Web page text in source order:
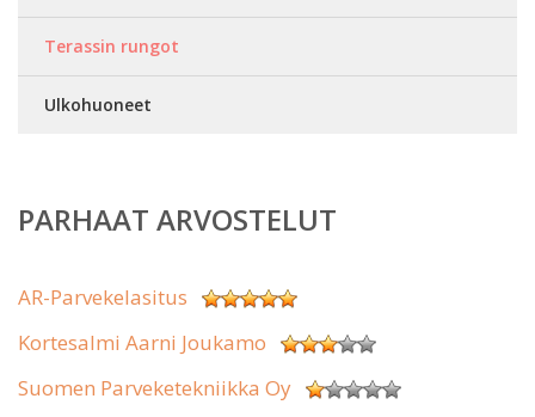
Terassin rungot
Ulkohuoneet
PARHAAT ARVOSTELUT
AR-Parvekelasitus
Kortesalmi Aarni Joukamo
Suomen Parveketekniikka Oy